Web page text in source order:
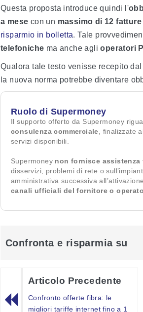
Questa proposta introduce quindi l'
a mese con un massimo di 12
risparmio in bolletta. Tale
telefoniche ma anche aglioperatori
Qualora tale testo venisse recepito
la nuova norma potrebbe diventare
Ruolo di Supermoney
Il supporto offerto da Supermoney
consulenza commerciale, finalizzate
servizi disponibili.
Supermoney non fornisce
disservizi, problemi di rete o
amministrativa successiva
canali ufficiali del fornitore o
Confronta e risparmia su
Articolo Precedente
Confronto offerte fibra: le
migliori tariffe internet fino a 1